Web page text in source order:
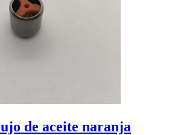
de aceite naranja